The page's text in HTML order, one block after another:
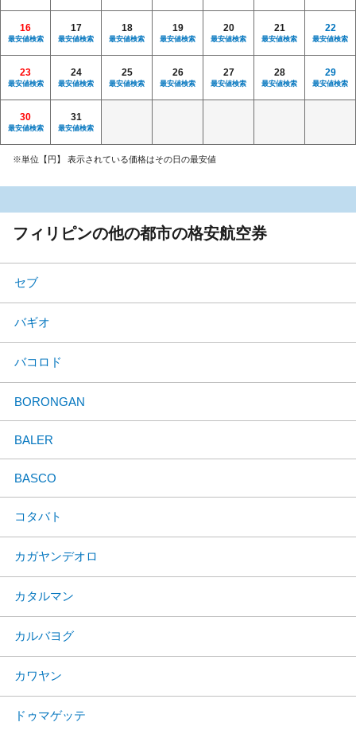
16
最安値検索
17
最安値検索
18
最安値検索
19
最安値検索
20
最安値検索
21
最安値検索
22
最安値検索
23
最安値検索
24
最安値検索
25
最安値検索
26
最安値検索
27
最安値検索
28
最安値検索
29
最安値検索
30
最安値検索
31
最安値検索
※単位【円】 表示されている価格はその日の最安値
フィリピンの他の都市の格安航空券
セブ
バギオ
バコロド
BORONGAN
BALER
BASCO
コタバト
カガヤンデオロ
カタルマン
カルバヨグ
カワヤン
ドゥマゲッテ